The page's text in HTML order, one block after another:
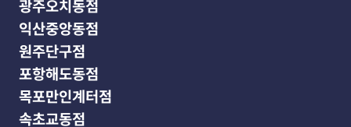
광주오치동점
익산중앙동점
원주단구점
포항해도동점
목포만인계터점
속초교동점